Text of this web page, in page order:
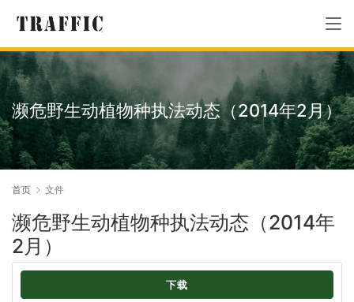
濒危野生动植物种执法动态（2014年2月）
首页 文件
濒危野生动植物种执法动态（2014年
2月）
下载